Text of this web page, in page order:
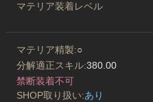
マテリア装着レベル
マテリア精製:○
分解適正スキル:380.00
禁断装着不可
SHOP取り扱い:あり